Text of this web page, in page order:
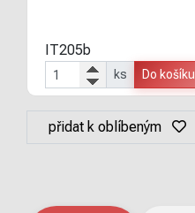
IT205b
ks Do košíku
přidat k oblíbeným